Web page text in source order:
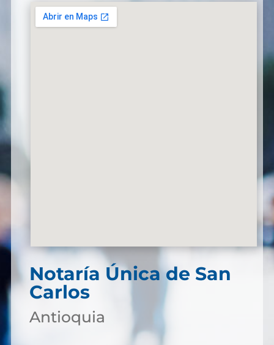
Notaría Única de San
Carlos
Antioquia